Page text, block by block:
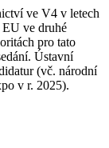
ve V4 v letech
EU ve druhé
pro tato
Ústavní
(vč. národní
v r. 2025).